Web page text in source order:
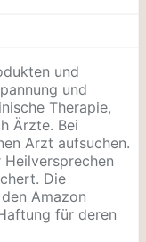
und
und
Therapie,
Ärzte. Bei
Arzt aufsuchen.
Heilversprechen
Die
Amazon
für deren